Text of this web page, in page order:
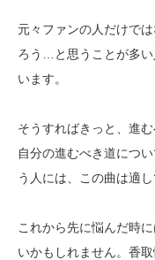
元々ファンの人だけで
ろう…と思うことが多
います。
そうすればきっと、進
自分の進むべき道につ
う人には、この曲は適し
これから先に悩んだ時
いかもしれません。香